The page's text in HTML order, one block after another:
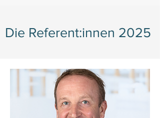
Die Referent:innen 2025